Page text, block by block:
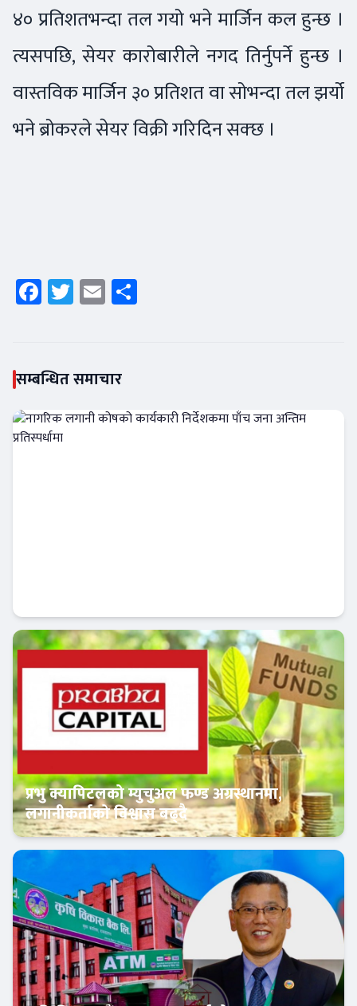
४० प्रतिशतभन्दा तल गयो भने मार्जिन कल हुन्छ ।
त्यसपछि, सेयर कारोबारीले नगद तिर्नुपर्ने हुन्छ ।
वास्तविक मार्जिन ३० प्रतिशत वा सोभन्दा तल झर्यो
भने ब्रोकरले सेयर विक्री गरिदिन सक्छ ।
Facebook
Twitter
Email
सम्बन्धित समाचार
Banner News
Banner News
प्रभु क्यापिटलको म्युचुअल फण्ड अग्रस्थानमा,
लगानीकर्ताको विश्वास बढ्दै